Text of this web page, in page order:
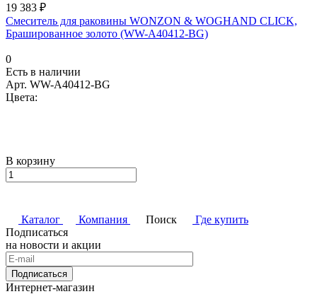
19 383 ₽
Смеситель для раковины WONZON & WOGHAND CLICK,
Брашированное золото (WW-A40412-BG)
0
Есть в наличии
Арт. WW-A40412-BG
Цвета:
В корзину
Каталог Компания Поиск
Где купить
Подписаться
на новости и акции
Подписаться
Интернет-магазин